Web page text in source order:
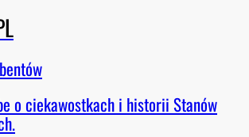
o ciekawostkach i historii Stanów